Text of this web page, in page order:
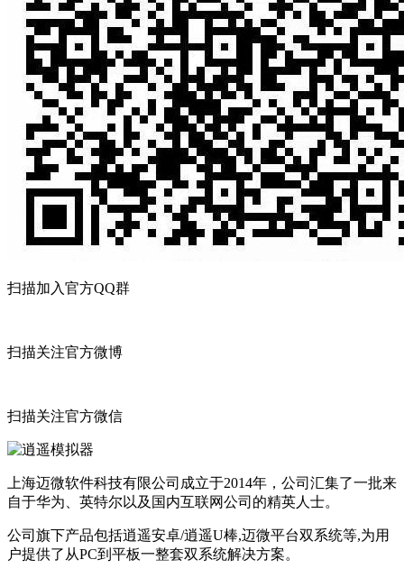
扫描加入官方QQ群
扫描关注官方微博
扫描关注官方微信
上海迈微软件科技有限公司成立于2014年，公司汇集了一批来
自于华为、英特尔以及国内互联网公司的精英人士。
公司旗下产品包括逍遥安卓/逍遥U棒,迈微平台双系统等,为用
户提供了从PC到平板一整套双系统解决方案。